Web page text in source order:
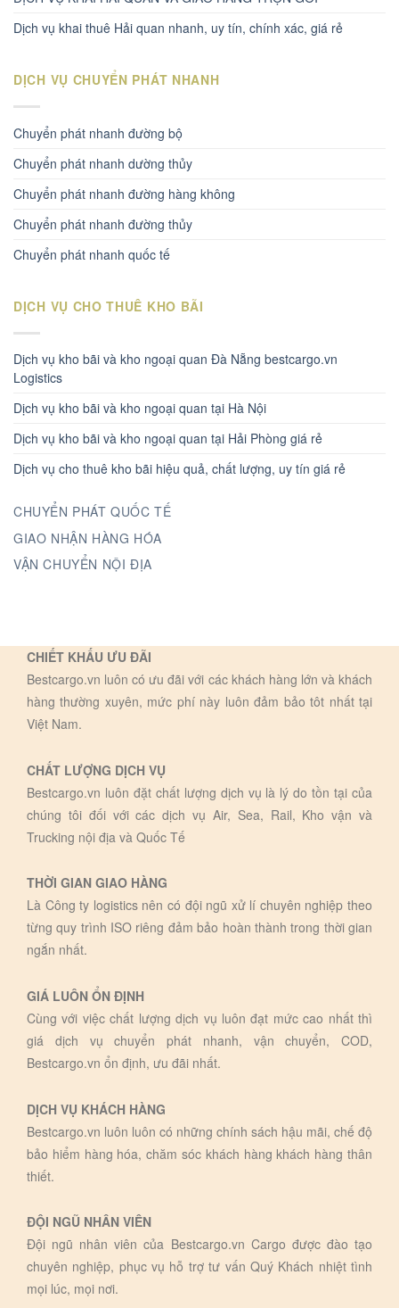
Dịch vụ khai thuê Hải quan nhanh, uy tín, chính xác, giá rẻ
DỊCH VỤ CHUYỂN PHÁT NHANH
Chuyển phát nhanh đường bộ
Chuyển phát nhanh dường thủy
Chuyển phát nhanh đường hàng không
Chuyển phát nhanh đường thủy
Chuyển phát nhanh quốc tế
DỊCH VỤ CHO THUÊ KHO BÃI
Dịch vụ kho bãi và kho ngoại quan Đà Nẵng bestcargo.vn
Logistics
Dịch vụ kho bãi và kho ngoại quan tại Hà Nội
Dịch vụ kho bãi và kho ngoại quan tại Hải Phòng giá rẻ
Dịch vụ cho thuê kho bãi hiệu quả, chất lượng, uy tín giá rẻ
CHUYỂN PHÁT QUỐC TẾ
GIAO NHẬN HÀNG HÓA
VẬN CHUYỂN NỘI ĐỊA
CHIẾT KHẤU ƯU ĐÃI
Bestcargo.vn luôn có ưu đãi với các khách hàng lớn và khách
hàng thường xuyên, mức phí này luôn đảm bảo tôt nhất tại
Việt Nam.
CHẤT LƯỢNG DỊCH VỤ
Bestcargo.vn luôn đặt chất lượng dịch vụ là lý do tồn tại của
chúng tôi đối với các dịch vụ Air, Sea, Rail, Kho vận và
Trucking nội địa và Quốc Tế
THỜI GIAN GIAO HÀNG
Là Công ty logistics nên có đội ngũ xử lí chuyên nghiệp theo
từng quy trình ISO riêng đảm bảo hoàn thành trong thời gian
ngắn nhất.
GIÁ LUÔN ỔN ĐỊNH
Cùng với việc chất lượng dịch vụ luôn đạt mức cao nhất thì
giá dịch vụ chuyển phát nhanh, vận chuyển, COD,
Bestcargo.vn ổn định, ưu đãi nhất.
DỊCH VỤ KHÁCH HÀNG
Bestcargo.vn luôn luôn có những chính sách hậu mãi, chế độ
bảo hiểm hàng hóa, chăm sóc khách hàng khách hàng thân
thiết.
ĐỘI NGŨ NHÂN VIÊN
Đội ngũ nhân viên của Bestcargo.vn Cargo được đào tạo
chuyên nghiệp, phục vụ hỗ trợ tư vấn Quý Khách nhiệt tình
mọi lúc, mọi nơi.